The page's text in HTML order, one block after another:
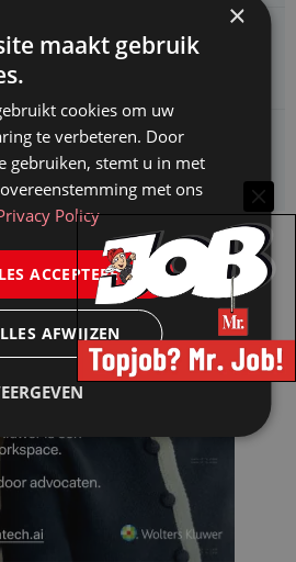
×
maakt gebruik
cookies om uw
te verbeteren. Door
gebruiken, stemt u in met
met ons
Policy
ACCEPTEREN
AFWIJZEN